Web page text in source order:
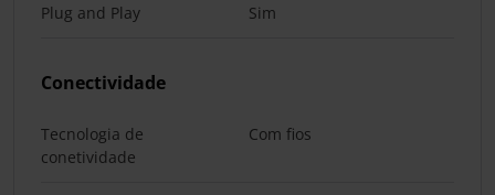
Plug and Play Sim
Conectividade
Tecnologia de
conetividade
Com fios